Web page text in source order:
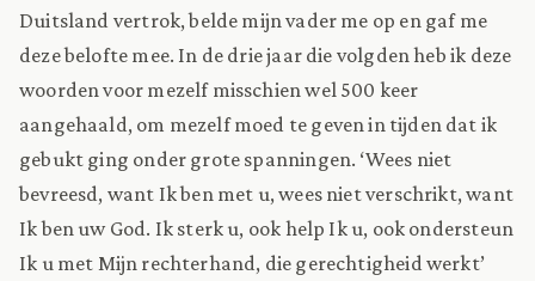
Duitsland vertrok, belde mijn vader me op en gaf me
deze belofte mee. In de drie jaar die volgden heb ik deze
woorden voor mezelf misschien wel 500 keer
aangehaald, om mezelf moed te geven in tijden dat ik
gebukt ging onder grote spanningen. ‘Wees niet
bevreesd, want Ik ben met u, wees niet verschrikt, want
Ik ben uw God. Ik sterk u, ook help Ik u, ook ondersteun
Ik u met Mijn rechterhand, die gerechtigheid werkt’